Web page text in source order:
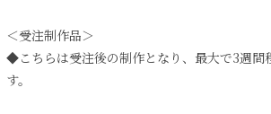
＜受注制作品＞
◆こちらは受注後の制作となり、最大で3週間
す。